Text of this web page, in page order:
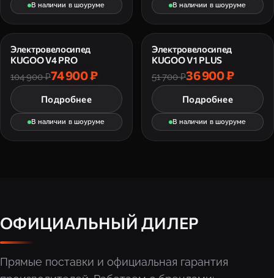
В наличии в шоуруме В наличии в шоуруме
Электровелосипед
KUGOO V4 PRO
104 900 ₽74 900 ₽
Подробнее
В наличии в шоуруме
Электровелосипед
KUGOO V1 PLUS
51 700 ₽36 900 ₽
Подробнее
В наличии в шоуруме
ОФИЦИАЛЬНЫЙ ДИЛЕР
Прямые поставки и официальная гарантия